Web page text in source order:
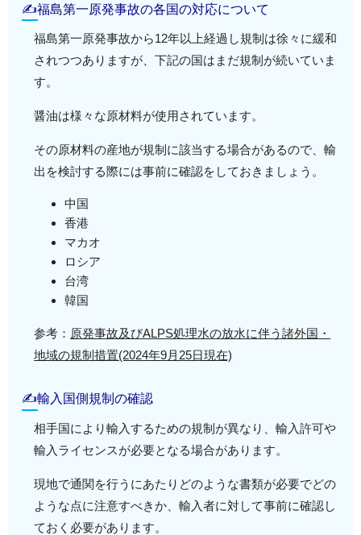
✍福島第一原発事故の各国の対応について
福島第一原発事故から12年以上経過し規制は徐々に緩和
されつつありますが、下記の国はまだ規制が続いていま
す。
醤油は様々な原材料が使用されています。
その原材料の産地が規制に該当する場合があるので、輸
出を検討する際には事前に確認をしておきましょう。
中国
香港
マカオ
ロシア
台湾
韓国
参考： 原発事故及びALPS処理水の放水に伴う諸外国・
地域の規制措置(2024年9月25日現在)
✍輸入国側規制の確認
相手国により輸入するための規制が異なり、輸入許可や
輸入ライセンスが必要となる場合があります。
現地で通関を行うにあたりどのような書類が必要でどの
ような点に注意すべきか、輸入者に対して事前に確認し
ておく必要があります。